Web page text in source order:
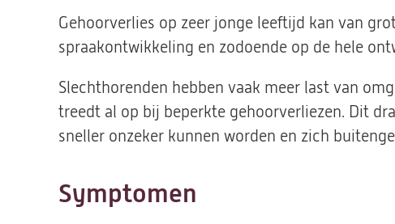
Gehoorverlies op zeer jonge leeftijd kan van
spraakontwikkeling en zodoende op de hele
Slechthorenden hebben vaak meer last van
treedt al op bij beperkte gehoorverliezen. Dit
sneller onzeker kunnen worden en zich
Symptomen